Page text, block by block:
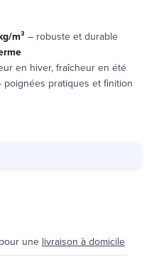
m³ – robuste et durable
en hiver, fraîcheur en été
poignées pratiques et finition
pour une livraison à domicile